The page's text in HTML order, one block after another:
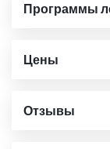
Программы
Цены
Отзывы